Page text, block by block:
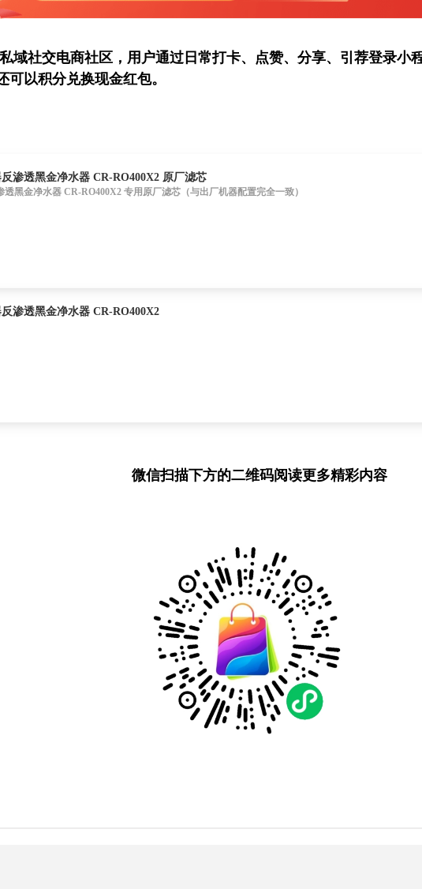
域社交电商社区，用户通过日常打卡、点赞、分享、引荐登录小
以积分兑换现金红包。
渗透黑金净水器 CR-RO400X2 原厂滤芯
黑金净水器 CR-RO400X2 专用原厂滤芯（与出厂机器配置完全一致）
渗透黑金净水器 CR-RO400X2
微信扫描下方的二维码阅读更多精彩内容